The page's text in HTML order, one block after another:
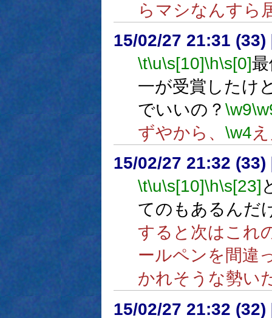
らマシなんすら
15/02/27 21:31 (33)
\t\u\s[10]\h\s[0]
一が受賞したけ
でいいの？ \w9
ずやから、 \w4
15/02/27 21:32 (33)
\t\u\s[10]\h\s[23]
てのもあるんだ
すると次はこれ
ールペンを間違
かれそうな勢い
15/02/27 21:32 (32)